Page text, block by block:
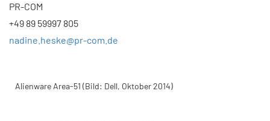
PR-COM
+49 89 59997 805
nadine.heske@pr-com.de
Alienware Area-51 (Bild: Dell, Oktober 2014)